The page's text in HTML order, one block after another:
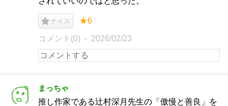
ナイス ★6
コメント(0) 2026/02/23
まっちゃ
推し作家である辻村深月先生の「傲慢と善良」を